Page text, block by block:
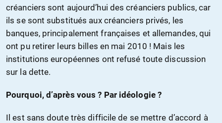
créanciers sont aujourd’hui des créanciers publics, car
ils se sont substitués aux créanciers privés, les
banques, principalement françaises et allemandes, qui
ont pu retirer leurs billes en mai 2010 ! Mais les
institutions européennes ont refusé toute discussion
sur la dette.
Pourquoi, d’après vous ? Par idéologie ?
Il est sans doute très difficile de se mettre d’accord à